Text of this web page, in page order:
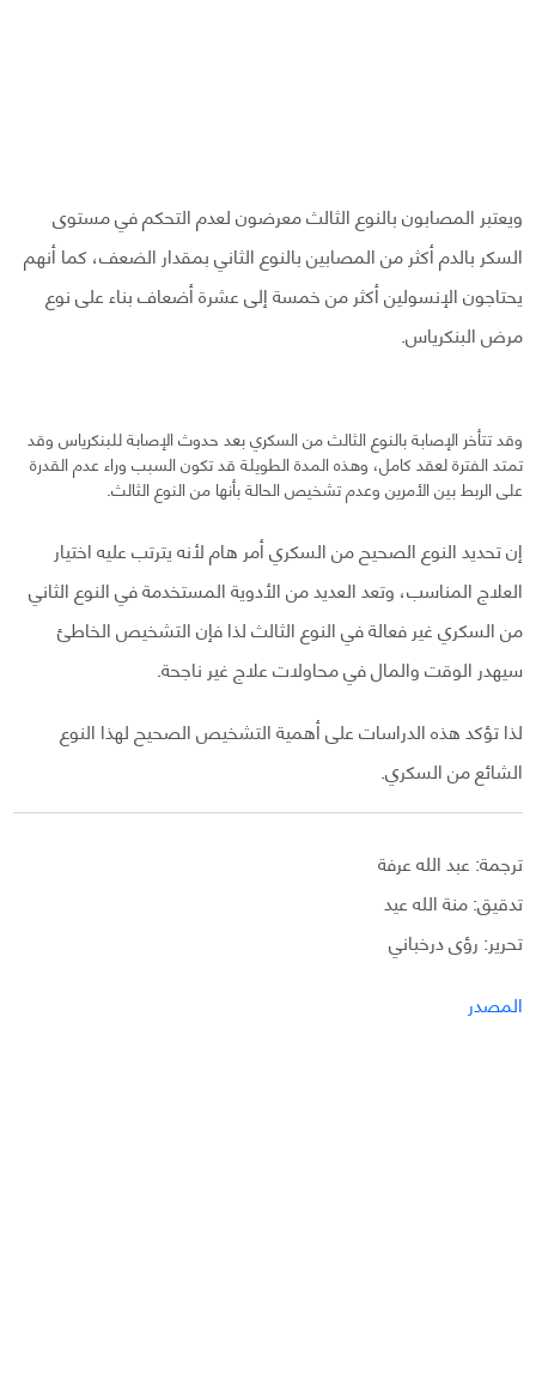
ويعتبر المصابون بالنوع الثالث معرضون لعدم التحكم في مستوى
السكر بالدم أكثر من المصابين بالنوع الثاني بمقدار الضعف، كما أنهم
يحتاجون الإنسولين أكثر من خمسة إلى عشرة أضعاف بناء على نوع
مرض البنكرياس.
وقد تتأخر الإصابة بالنوع الثالث من السكري بعد حدوث الإصابة للبنكرياس وقد
تمتد الفترة لعقد كامل، وهذه المدة الطويلة قد تكون السبب وراء عدم القدرة
على الربط بين الأمرين وعدم تشخيص الحالة بأنها من النوع الثالث.
إن تحديد النوع الصحيح من السكري أمر هام لأنه يترتب عليه اختيار
العلاج المناسب، وتعد العديد من الأدوية المستخدمة في النوع الثاني
من السكري غير فعالة في النوع الثالث لذا فإن التشخيص الخاطئ
سيهدر الوقت والمال في محاولات علاج غير ناجحة.
لذا تؤكد هذه الدراسات على أهمية التشخيص الصحيح لهذا النوع
الشائع من السكري.
ترجمة: عبد الله عرفة
تدقيق: منة الله عيد
تحرير: رؤى درخباني
المصدر